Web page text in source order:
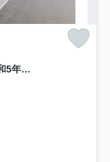
加古川市尾上町口里 築浅アパート 令和5年築 満室稼働中